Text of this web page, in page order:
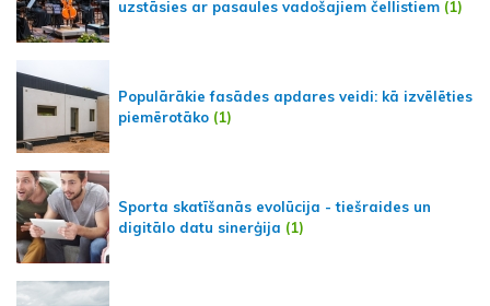
uzstāsies ar pasaules vadošajiem čellistiem (1)
Populārākie fasādes apdares veidi: kā izvēlēties
piemērotāko (1)
Sporta skatīšanās evolūcija - tiešraides un
digitālo datu sinerģija (1)